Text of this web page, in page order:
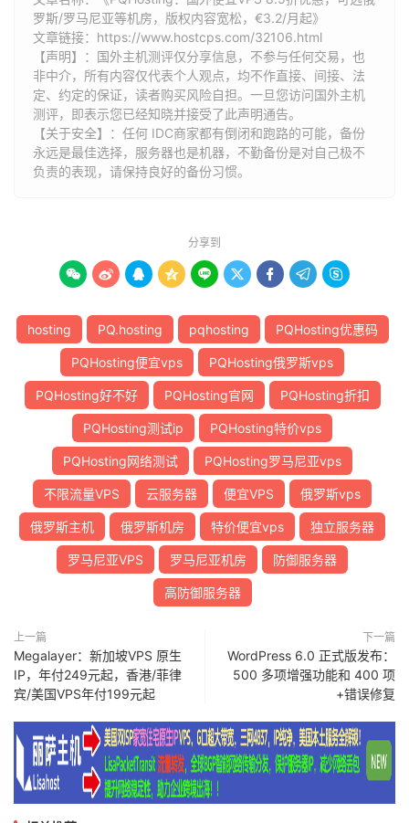
罗斯/罗马尼亚等机房，版权内容宽松，€3.2/月起》
文章链接： https://www.hostcps.com/32106.html
【声明】：国外主机测评仅分享信息，不参与任何交易，也
非中介，所有内容仅代表个人观点，均不作直接、间接、法
定、约定的保证，读者购买风险自担。一旦您访问国外主机
测评，即表示您已经知晓并接受了此声明通告。
【关于安全】：任何 IDC商家都有倒闭和跑路的可能，备份
永远是最佳选择，服务器也是机器，不勤备份是对自己极不
负责的表现，请保持良好的备份习惯。
分享到
        
hosting PQ.hosting pqhosting PQHosting优惠码
PQHosting便宜vps PQHosting俄罗斯vps
PQHosting好不好 PQHosting官网 PQHosting折扣
PQHosting测试ip PQHosting特价vps
PQHosting网络测试 PQHosting罗马尼亚vps
不限流量VPS 云服务器 便宜VPS 俄罗斯vps
俄罗斯主机 俄罗斯机房 特价便宜vps 独立服务器
罗马尼亚VPS 罗马尼亚机房 防御服务器
高防御服务器
上一篇
Megalayer：新加坡VPS 原生
IP，年付249元起，香港/菲律
宾/美国VPS年付199元起
下一篇
WordPress 6.0 正式版发布：
500 多项增强功能和 400 项
+错误修复